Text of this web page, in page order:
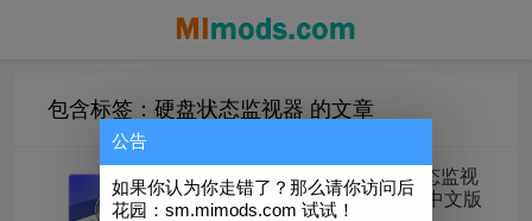
包含标签：硬盘状态监视器 的文章
CrystalDiskInfo「硬盘状态监视
器」v9.7.0 精简绿色便携中文版
公告
如果你认为你走错了？那么请你访问后
花园：sm.mimods.com 试试！